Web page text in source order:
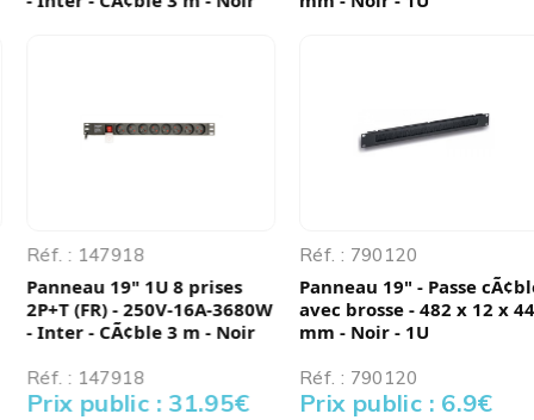
Réf. : 147918
Panneau 19" 1U 8 prises
2P+T (FR) - 250V-16A-3680W
- Inter - CÃ¢ble 3 m - Noir
Réf. : 147918
Prix public : 31.95€
Réf. : 790120
Panneau 19" - Passe cÃ¢ble
avec brosse - 482 x 12 x 44
mm - Noir - 1U
Réf. : 790120
Prix public : 6.9€